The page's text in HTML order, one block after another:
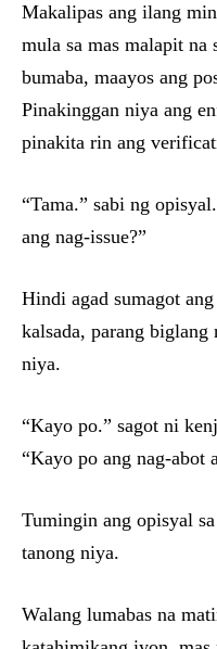
Makalipas ang ilang
mula sa mas malapit
bumaba, maayos ang
Pinakinggan niya ang
pinakita rin ang
“Tama.” sabi ng
ang nag-issue?”
Hindi agad sumagot
kalsada, parang biglang
niya.
“Kayo po.” sagot ni
“Kayo po ang nag-abot
Tumingin ang opisyal
tanong niya.
Walang lumabas na